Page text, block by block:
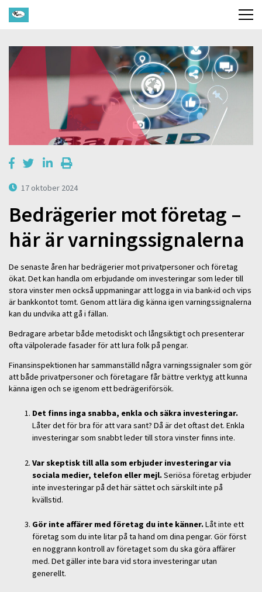
17 oktober 2024
Bedrägerier mot företag –
här är varningssignalerna
De senaste åren har bedrägerier mot privatpersoner och företag
ökat. Det kan handla om erbjudande om investeringar som leder till
stora vinster men också uppmaningar att logga in via bank-id och vips
är bankkontot tomt. Genom att lära dig känna igen varningssignalerna
kan du undvika att gå i fällan.
Bedragare arbetar både metodiskt och långsiktigt och presenterar
ofta välpolerade fasader för att lura folk på pengar.
Finansinspektionen har sammanställd några varningssignaler som gör
att både privatpersoner och företagare får bättre verktyg att kunna
känna igen och se igenom ett bedrägeriförsök.
Det finns inga snabba, enkla och säkra investeringar.
Låter det för bra för att vara sant? Då är det oftast det. Enkla
investeringar som snabbt leder till stora vinster finns inte.
Var skeptisk till alla som erbjuder investeringar via
sociala medier, telefon eller mejl.Seriösa företag erbjuder
inte investeringar på det här sättet och särskilt inte på
kvällstid.
Gör inte affärer med företag du inte känner.Låt inte ett
företag som du inte litar på ta hand om dina pengar. Gör först
en noggrann kontroll av företaget som du ska göra affärer
med. Det gäller inte bara vid stora investeringar utan
generellt.